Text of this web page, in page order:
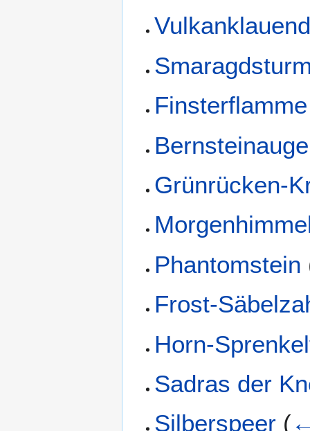
Finsterflamme
Bernsteinauge
Grünrücken-
Phantomstein
Frost-
Horn-
Sadras der
Silberspeer (